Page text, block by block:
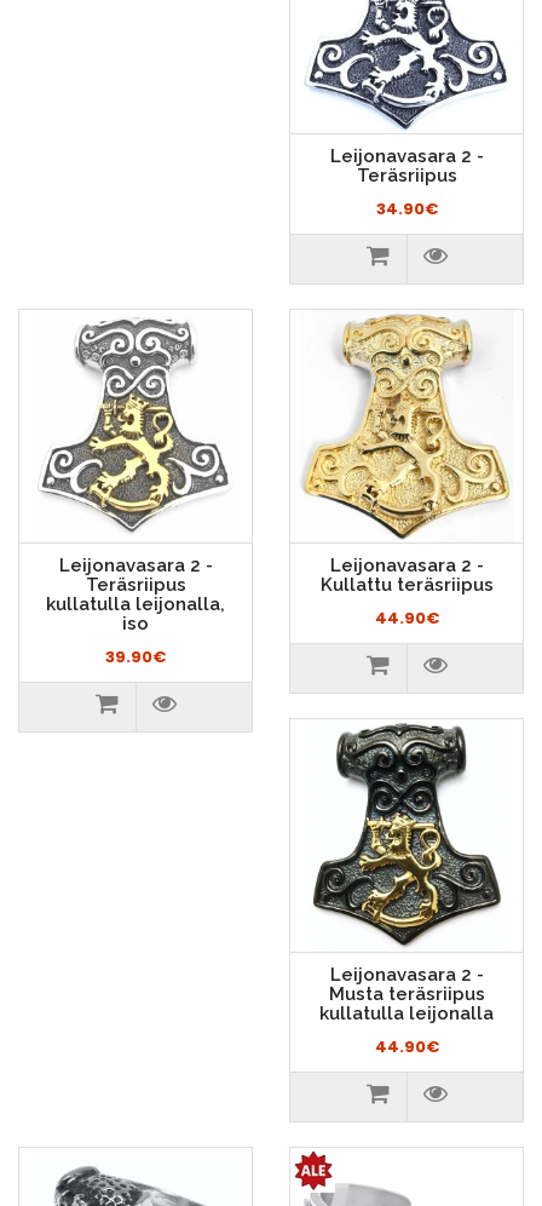
Leijonavasara 2 -
Teräsriipus
34.90€
Leijonavasara 2 -
Teräsriipus
kullatulla leijonalla,
iso
39.90€
Leijonavasara 2 -
Kullattu teräsriipus
44.90€
Leijonavasara 2 -
Musta teräsriipus
kullatulla leijonalla
44.90€